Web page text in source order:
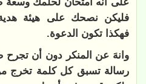
فليكن نصحك على هيئة هدية
فهكذا تكون الدعوة.
وانهَ عن المنكر دون أن تجرح
رسالة تسبق كل كلمة تخرج